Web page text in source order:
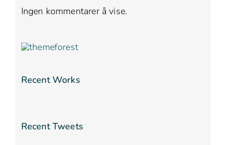
Ingen kommentarer å vise.
Recent Works
Recent Tweets